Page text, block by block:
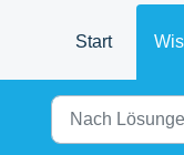
Start